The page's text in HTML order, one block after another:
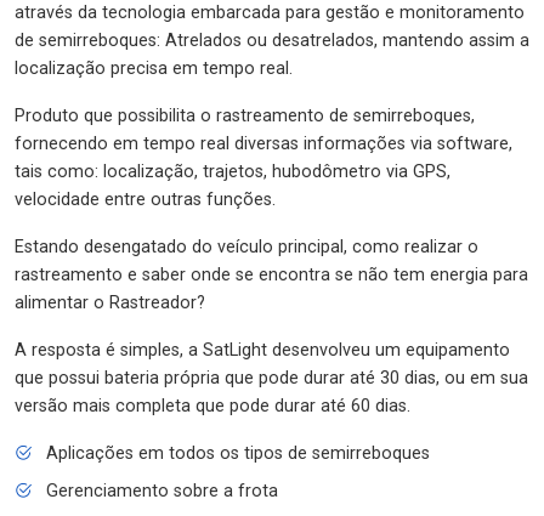
através da tecnologia embarcada para gestão e monitoramento
de semirreboques: Atrelados ou desatrelados, mantendo assim a
localização precisa em tempo real.
Produto que possibilita o rastreamento de semirreboques,
fornecendo em tempo real diversas informações via software,
tais como: localização, trajetos, hubodômetro via GPS,
velocidade entre outras funções.
Estando desengatado do veículo principal, como realizar o
rastreamento e saber onde se encontra se não tem energia para
alimentar o Rastreador?
A resposta é simples, a SatLight desenvolveu um equipamento
que possui bateria própria que pode durar até 30 dias, ou em sua
versão mais completa que pode durar até 60 dias.
Aplicações em todos os tipos de semirreboques
Gerenciamento sobre a frota